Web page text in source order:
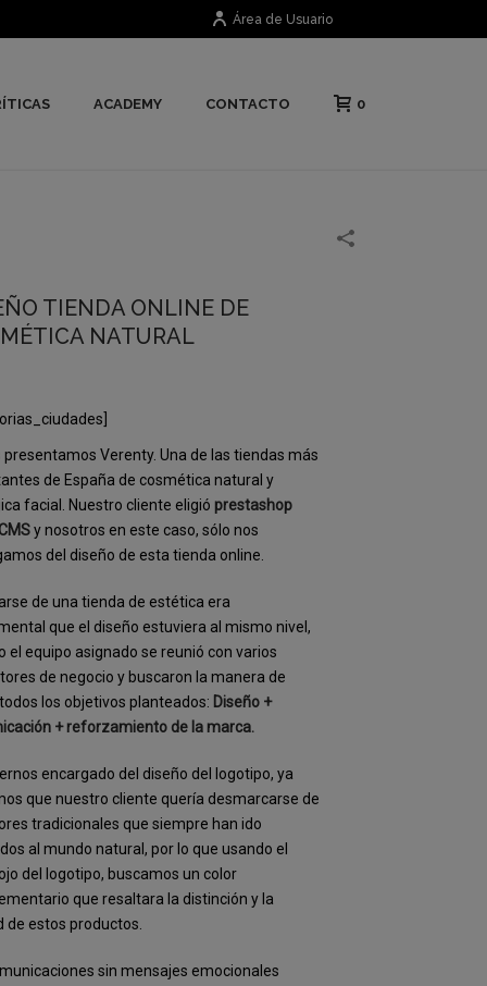
Área de Usuario
ACADEMY CONTACTO 0
TIENDA ONLINE DE
NATURAL
presentamos Verenty. Una de las tiendas más
de España de cosmética natural y
facial. Nuestro cliente eligió prestashop
y nosotros en este caso, sólo nos
del diseño de esta tienda online.
de una tienda de estética era
que el diseño estuviera al mismo nivel,
el equipo asignado se reunió con varios
de negocio y buscaron la manera de
los objetivos planteados: Diseño +
+ reforzamiento de la marca.
encargado del diseño del logotipo, ya
que nuestro cliente quería desmarcarse de
tradicionales que siempre han ido
al mundo natural, por lo que usando el
del logotipo, buscamos un color
que resaltara la distinción y la
de estos productos.
sin mensajes emocionales